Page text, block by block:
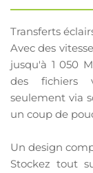
Transferts
Avec des
jusqu'à 1 050
des fichiers
seulement via
un coup de
Un design
Stockez tout